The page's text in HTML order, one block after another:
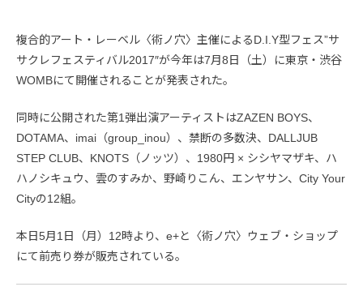
複合的アート・レーベル〈術ノ穴〉主催によるD.I.Y型フェス”サ
サクレフェスティバル2017″が今年は7月8日（土）に東京・渋谷
WOMBにて開催されることが発表された。
同時に公開された第1弾出演アーティストはZAZEN BOYS、
DOTAMA、imai（group_inou）、禁断の多数決、DALLJUB
STEP CLUB、KNOTS（ノッツ）、1980円 × シシヤマザキ、ハ
ハノシキュウ、雲のすみか、野崎りこん、エンヤサン、City Your
Cityの12組。
本日5月1日（月）12時より、e+と〈術ノ穴〉ウェブ・ショップ
にて前売り券が販売されている。